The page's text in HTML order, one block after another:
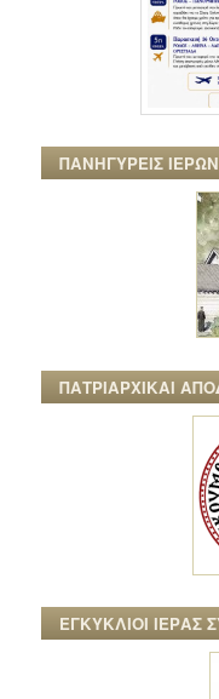
ΠΑΝΗΓΥΡΕΙΣ
ΠΑΤΡΙΑΡΧΙΚΑΙ
ΕΓΚΥΚΛΙΟΙ ΙΕΡΑΣ